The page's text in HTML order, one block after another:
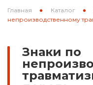
Каркасные
Паспорта
национальных
Главная Каталог
непроизводственному
Знаки по